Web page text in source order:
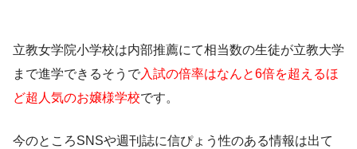
立教女学院小学校は内部推薦にて相当数の生徒が立教大学
まで進学できるそうで入試の倍率はなんと6倍を超えるほ
ど超人気のお嬢様学校です。
今のところSNSや週刊誌に信ぴょう性のある情報は出て